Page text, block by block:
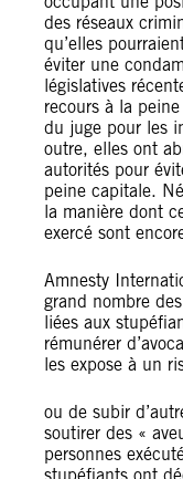
des réseaux
qu’elles
éviter une
législatives
recours à la
du juge pour les
outre, elles ont
autorités pour
peine capitale.
la manière dont
exercé sont
Amnesty
grand nombre
liées aux
rémunérer
les expose à un
ou de subir
soutirer des «
personnes